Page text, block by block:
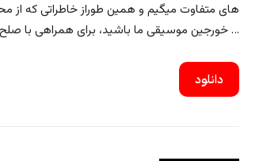
های متفاوت میگیم و همین طوراز خاطراتی که از
خورجین موسیقی ما باشید، برای همراهی با صلح و آرامش ، شور و هیجان و …
دانلود